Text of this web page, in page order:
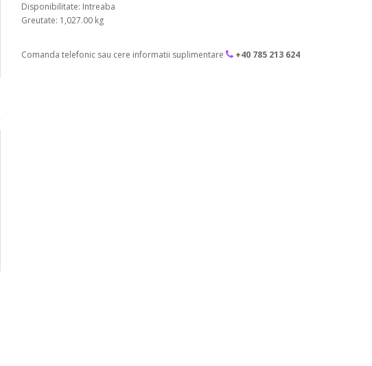
Disponibilitate: Intreaba
Greutate: 1,027.00 kg
Comanda telefonic sau cere informatii suplimentare +40 785 213 624